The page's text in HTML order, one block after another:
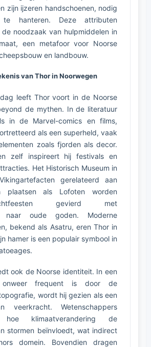
zijn ijzeren handschoenen, nodig
hanteren. Deze attributen
de noodzaak van hulpmiddelen in
een metafoor voor Noorse
en landbouw.
van Thor in Noorwegen
leeft Thor voort in de Noorse
de mythen. In de literatuur
in de Marvel-comics en films,
als een superheld, vaak
zoals fjorden als decor.
zelf inspireert hij festivals en
Het Historisch Museum in
gerelateerd aan
als Lofoten worden
gevierd met
naar oude goden. Moderne
bekend als Asatru, eren Thor in
hamer is een populair symbool in
ook de Noorse identiteit. In een
frequent is door de
wordt hij gezien als een
veerkracht. Wetenschappers
hoe klimaatverandering de
stormen beïnvloedt, wat indirect
domein. Bovendien dragen